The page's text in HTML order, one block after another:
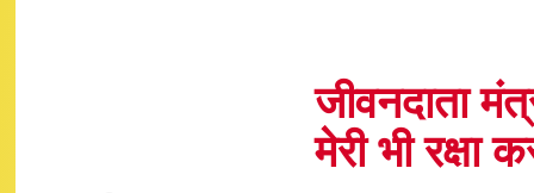
जीवनदाता
मेरी भी